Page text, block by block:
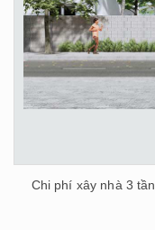
Chi phí xây nhà 3